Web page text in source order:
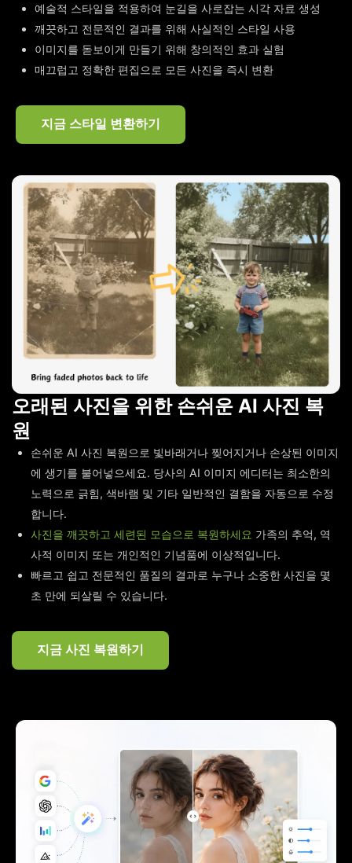
예술적 스타일을 적용하여 눈길을 사로잡는 시각 자료 생성
깨끗하고 전문적인 결과를 위해 사실적인 스타일 사용
이미지를 돋보이게 만들기 위해 창의적인 효과 실험
매끄럽고 정확한 편집으로 모든 사진을 즉시 변환
지금 스타일 변환하기
오래된 사진을 위한 손쉬운 AI 사진 복
원
손쉬운 AI 사진 복원으로 빛바래거나 찢어지거나 손상된 이미지
에 생기를 불어넣으세요. 당사의 AI 이미지 에디터는 최소한의
노력으로 긁힘, 색바램 및 기타 일반적인 결함을 자동으로 수정
합니다.
사진을 깨끗하고 세련된 모습으로 복원하세요 가족의 추억, 역
사적 이미지 또는 개인적인 기념품에 이상적입니다.
빠르고 쉽고 전문적인 품질의 결과로 누구나 소중한 사진을 몇
초 만에 되살릴 수 있습니다.
지금 사진 복원하기